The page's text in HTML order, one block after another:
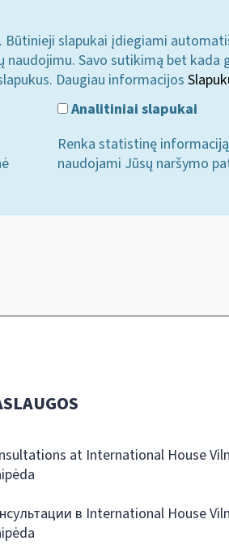
Būtinieji slapukai įdiegiami
Savo sutikimą bet
Daugiau informacijos
Analitiniai slapukai
Renka statistinę
naudojami Jūsų naršymo
at International House
в International House